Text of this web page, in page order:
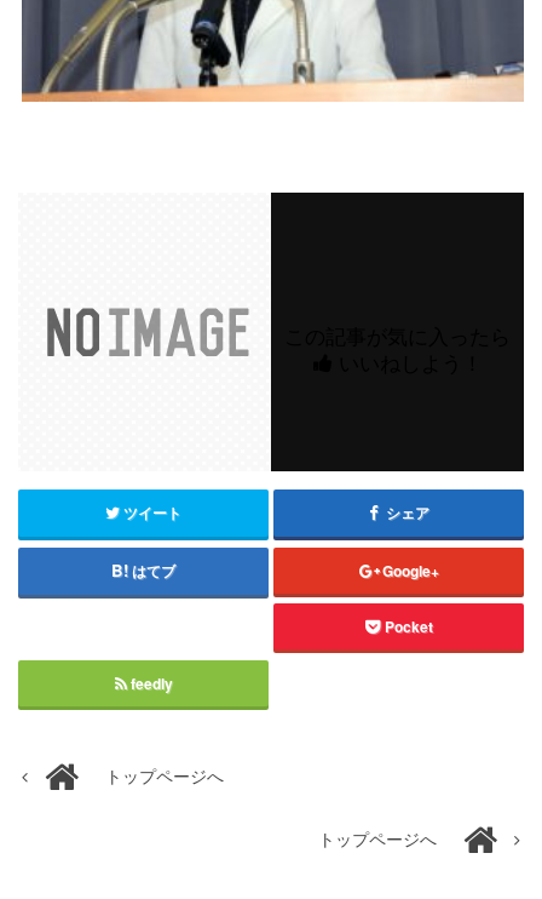
ツイート シェア
はてブ Google+
Pocket
feedly
トップページへ
トップページへ